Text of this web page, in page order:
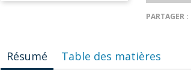
PARTAGER :
Résumé Table des matières